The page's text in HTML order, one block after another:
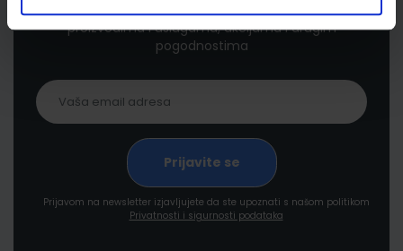
Prijavite se kako bi primali informacije o novim
proizvodima i uslugama, akcijama i drugim
pogodnostima
Prijavom na newsletter izjavljujete da ste upoznati s našom politikom
Privatnosti i sigurnosti podataka